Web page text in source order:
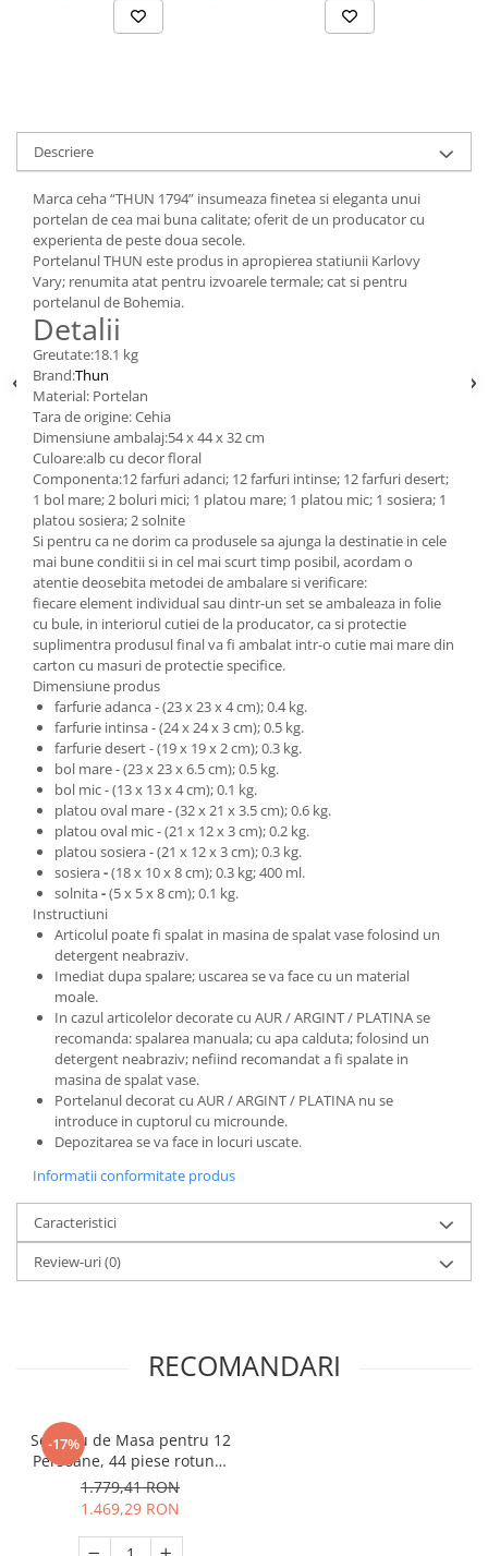
Suporturi si servetele
Tavi copt
Termosuri si cani termos
Tigai si seturi
Tirbusoane si dopuri
Tocatoare de bucatarie
Ustensile ornare prajituri
Vaze si boluri decorative
Vesela unica folosinta
Suporturi si accesorii de baie
Descriere
Marca ceha “THUN 1794” insumeaza finetea si eleganta unui
portelan de cea mai buna calitate; oferit de un producator cu
experienta de peste doua secole.
Portelanul THUN este produs in apropierea statiunii Karlovy
Vary; renumita atat pentru izvoarele termale; cat si pentru
portelanul de Bohemia.
Detalii
Greutate:18.1 kg
Brand:Thun
Material: Portelan
Tara de origine: Cehia
Dimensiune ambalaj:54 x 44 x 32 cm
Culoare:alb cu decor floral
Componenta:12 farfuri adanci; 12 farfuri intinse; 12 farfuri desert;
1 bol mare; 2 boluri mici; 1 platou mare; 1 platou mic; 1 sosiera; 1
platou sosiera; 2 solnite
Si pentru ca ne dorim ca produsele sa ajunga la destinatie in cele
mai bune conditii si in cel mai scurt timp posibil, acordam o
atentie deosebita metodei de ambalare si verificare:
fiecare element individual sau dintr-un set se ambaleaza in folie
cu bule, in interiorul cutiei de la producator, ca si protectie
suplimentra produsul final va fi ambalat intr-o cutie mai mare din
carton cu masuri de protectie specifice.
Dimensiune produs
farfurie adanca - (23 x 23 x 4 cm); 0.4 kg.
farfurie intinsa - (24 x 24 x 3 cm); 0.5 kg.
farfurie desert - (19 x 19 x 2 cm); 0.3 kg.
bol mare - (23 x 23 x 6.5 cm); 0.5 kg.
bol mic - (13 x 13 x 4 cm); 0.1 kg.
platou oval mare - (32 x 21 x 3.5 cm); 0.6 kg.
platou oval mic - (21 x 12 x 3 cm); 0.2 kg.
platou sosiera - (21 x 12 x 3 cm); 0.3 kg.
sosiera-(18 x 10 x 8 cm); 0.3 kg; 400 ml.
solnita-(5 x 5 x 8 cm); 0.1 kg.
Instructiuni
Articolul poate fi spalat in masina de spalat vase folosind un
detergent neabraziv.
Imediat dupa spalare; uscarea se va face cu un material
moale.
In cazul articolelor decorate cu AUR / ARGINT / PLATINA se
recomanda: spalarea manuala; cu apa calduta; folosind un
detergent neabraziv; nefiind recomandat a fi spalate in
masina de spalat vase.
Portelanul decorat cu AUR / ARGINT / PLATINA nu se
introduce in cuptorul cu microunde.
Depozitarea se va face in locuri uscate.
Informatii conformitate produs
Caracteristici
Review-uri(0)
RECOMANDARI
-17%
Serviciu de Masa pentru 12
Persoane, 44 piese rotund,
Apulum, floare gri
1.779,41 RON
1.469,29 RON